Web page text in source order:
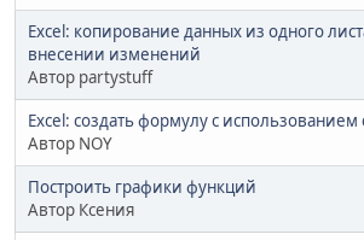
Excel: копирование данных из одного
внесении изменений
Автор partystuff
Excel: создать формулу с
Автор NOY
Построить графики функций
Автор Ксения